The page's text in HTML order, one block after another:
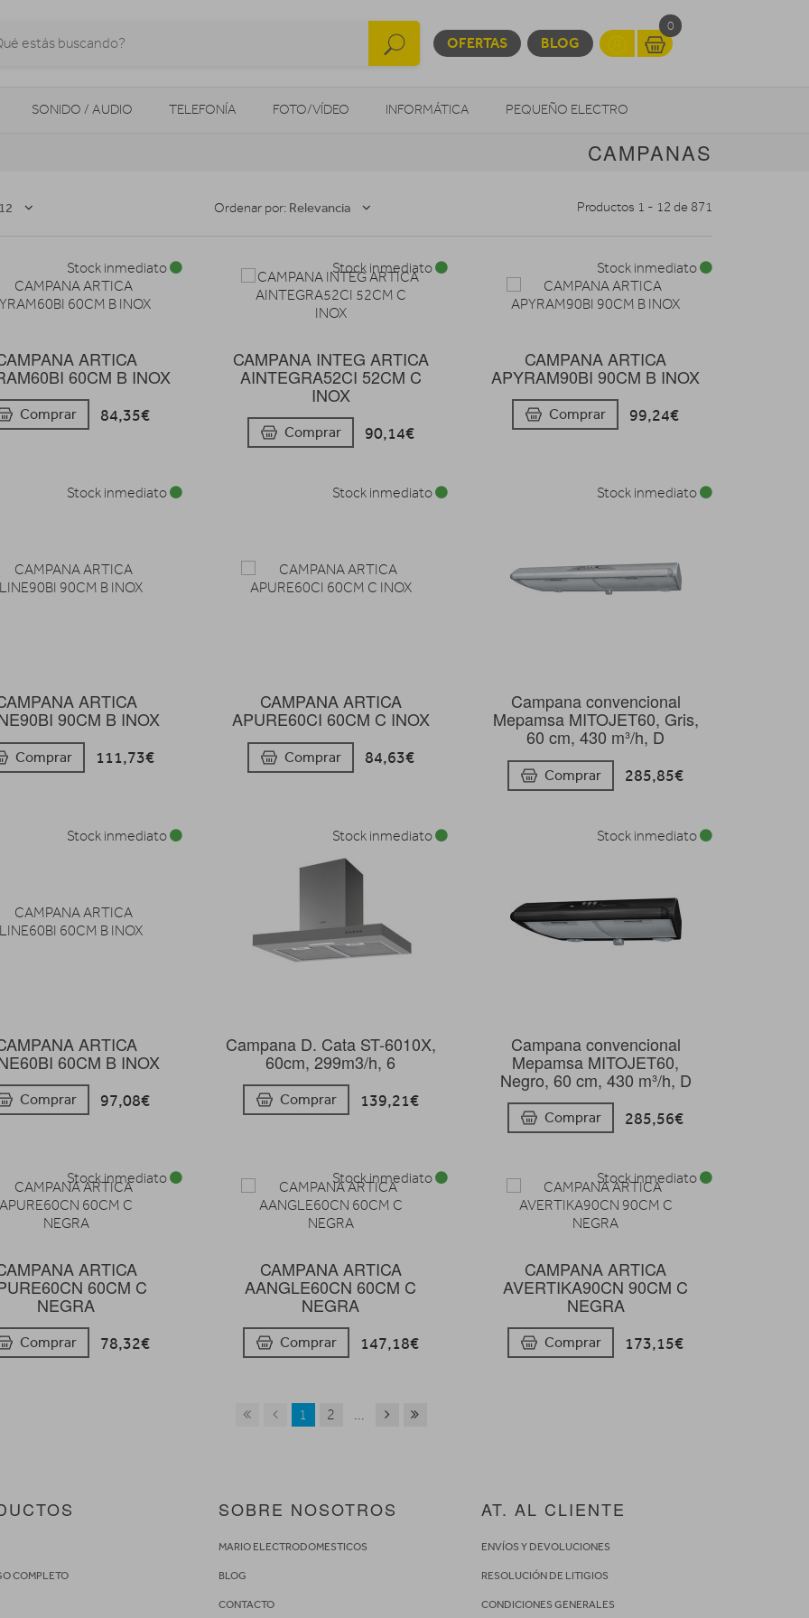
OFERTAS BLOG
0
SONIDO / AUDIO TELEFONÍA FOTO/VÍDEO INFORMÁTICA PEQUEÑO ELECTRO
CAMPANAS
Ordenar por: Relevancia Productos 1 - 12 de 871
ARTICA
60CM B INOX
Comprar 84,35€
Stock inmediato
CAMPANA INTEG ARTICA
AINTEGRA52CI 52CM C
INOX
Comprar 90,14€
Stock inmediato
CAMPANA ARTICA
APYRAM90BI 90CM B INOX
Comprar 99,24€
Stock inmediato
ARTICA
90CM B INOX
Comprar 111,73€
Stock inmediato
CAMPANA ARTICA
APURE60CI 60CM C INOX
Comprar 84,63€
Stock inmediato
Campana convencional
Mepamsa MITOJET60, Gris,
60 cm, 430 m³/h, D
Comprar 285,85€
Stock inmediato
ARTICA
60CM B INOX
Comprar 97,08€
Stock inmediato
Campana D. Cata ST-6010X,
60cm, 299m3/h, 6
Comprar 139,21€
Stock inmediato
Campana convencional
Mepamsa MITOJET60,
Negro, 60 cm, 430 m³/h, D
Comprar 285,56€
Stock inmediato
ARTICA
60CM C
NEGRA
Comprar 78,32€
Stock inmediato
CAMPANA ARTICA
AANGLE60CN 60CM C
NEGRA
Comprar 147,18€
Stock inmediato
CAMPANA ARTICA
AVERTIKA90CN 90CM C
NEGRA
Comprar 173,15€
Stock inmediato
1 2 ...
COMPLETO
SOBRE NOSOTROS
MARIO ELECTRODOMESTICOS
BLOG
CONTACTO
AT. AL CLIENTE
ENVÍOS Y DEVOLUCIONES
RESOLUCIÓN DE LITIGIOS
CONDICIONES GENERALES